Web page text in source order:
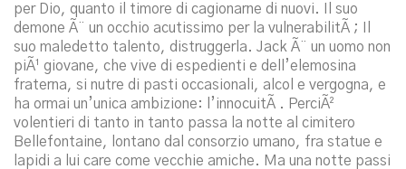
per Dio, quanto il timore di cagionarne di nuovi. Il suo
demone Ã¨ un occhio acutissimo per la vulnerabilitÃ ; Il
suo maledetto talento, distruggerla. Jack Ã¨ un uomo non
piÃ¹ giovane, che vive di espedienti e dell’elemosina
fraterna, si nutre di pasti occasionali, alcol e vergogna, e
ha ormai un’unica ambizione: l’innocuitÃ . PerciÃ²
volentieri di tanto in tanto passa la notte al cimitero
Bellefontaine, lontano dal consorzio umano, fra statue e
lapidi a lui care come vecchie amiche. Ma una notte passi